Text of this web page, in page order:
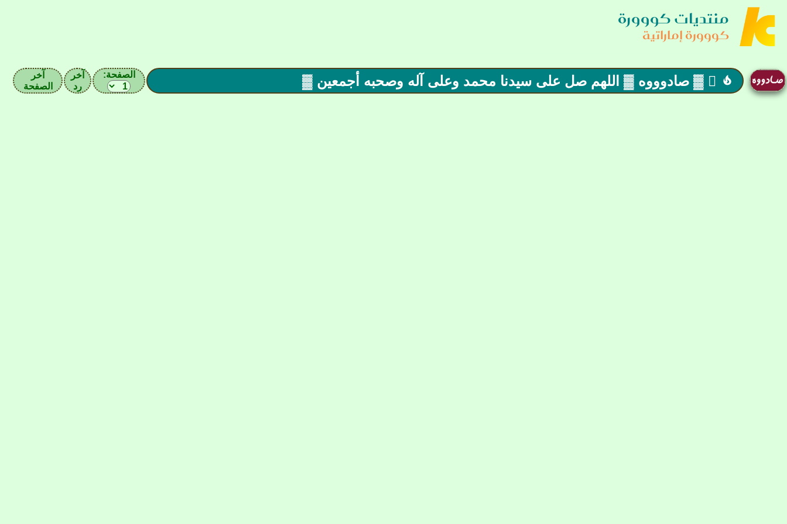
منتديات كووورة
كووورة إماراتية
  ▓ صادوووه ▓ اللهم صل على سيدنا محمد وعلى آله وصحبه أجمعين ▓ الصفحة:
آخر
رد
آخر
الصفحة